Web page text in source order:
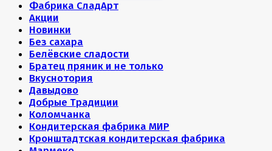
Фабрика СладАрт
Акции
Новинки
Без сахара
Белёвские сладости
Братец пряник и не только
Вкуснотория
Давыдово
Добрые Традиции
Коломчанка
Кондитерская фабрика МИР
Кронштадтская кондитерская фабрика